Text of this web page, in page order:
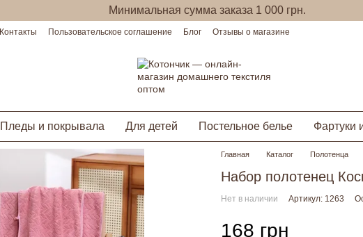
Минимальная сумма заказа 1 000 грн.
Контакты Пользовательское соглашение Блог
Отзывы о магазине
Пледы и покрывала Для детей Постельное белье Фартуки
Главная Каталог Полотенца
Набор полотенец
Нет в наличии Артикул: 1263
168 грн